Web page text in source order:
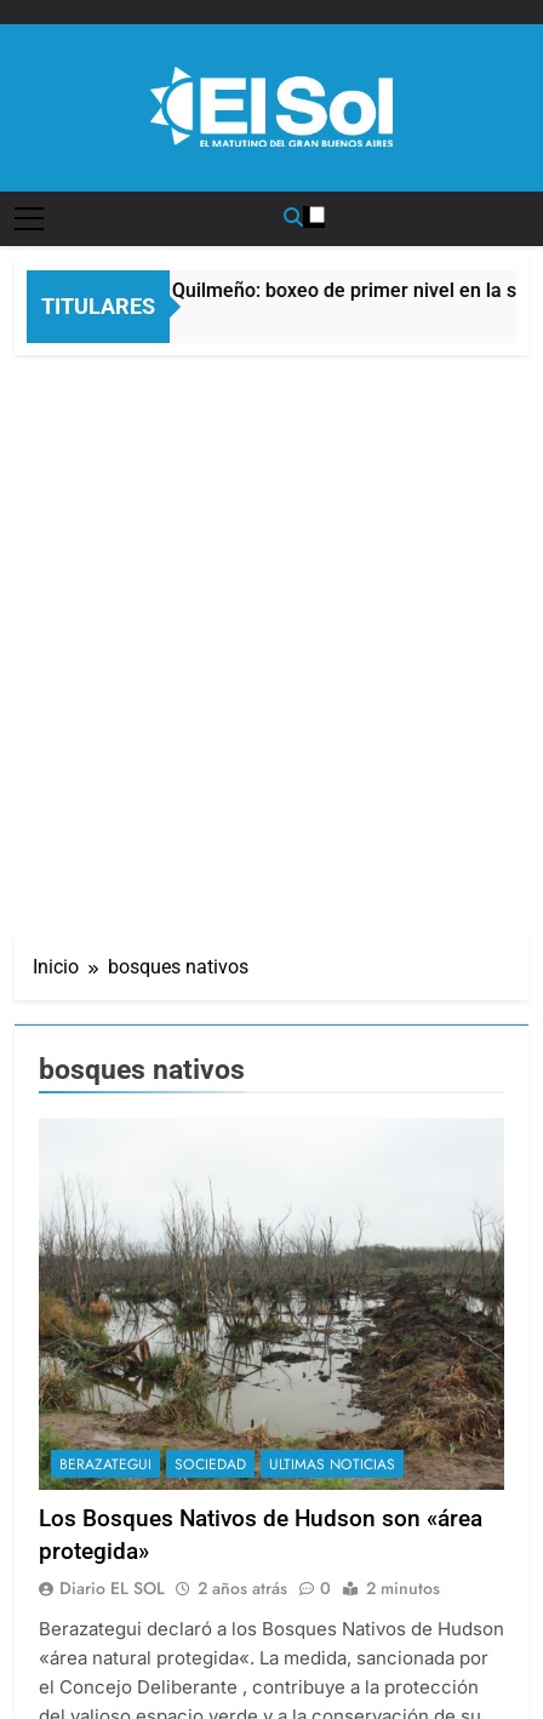
TITULARES
del Afro Quilmeño: boxeo de primer nivel en la sede de
Atrás
Inicio bosques nativos
bosques nativos
BERAZATEGUI SOCIEDAD ULTIMAS NOTICIAS
Los Bosques Nativos de Hudson son «área
protegida»
Diario EL SOL 2 años atrás 0 2 minutos
Berazategui declaró a los Bosques Nativos de Hudson
«área natural protegida«. La medida, sancionada por
el Concejo Deliberante , contribuye a la protección